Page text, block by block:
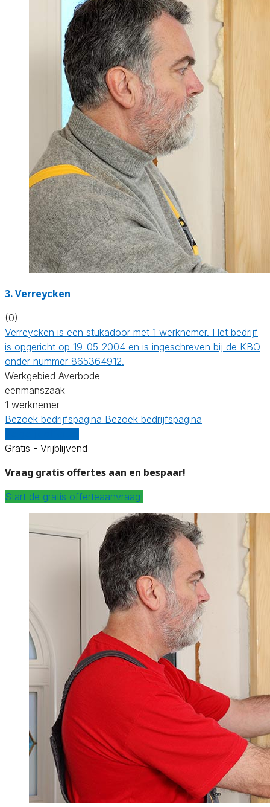
3. Verreycken
(0)
Verreycken is een stukadoor met 1 werknemer. Het bedrijf
is opgericht op 19-05-2004 en is ingeschreven bij de KBO
onder nummer 865364912.
Werkgebied Averbode
eenmanszaak
1 werknemer
Bezoek bedrijfspagina Bezoek bedrijfspagina
Gratis - Vrijblijvend
Vraag gratis offertes aan en bespaar!
Start de gratis offerteaanvraag!